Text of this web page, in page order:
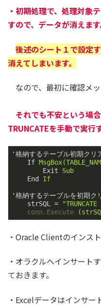
・初期処理で、処理対象
すので、データが消えます
後述のシート１で設定
消えてしまいます。
なので、最初に確認メッ
それでも不安という場
TRUNCATEを手動で実行
'格納するテーブル初期クリ
If
Exit
Sub
End
If
'格納するテーブルを初期ク
strSQL
=
conn.Execute
・Oracle Clientのインス
・オラクルへインサート
ておきます。
・Excelデータはインサ